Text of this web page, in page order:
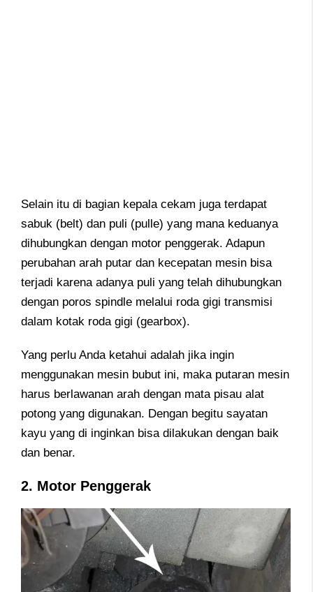
Selain itu di bagian kepala cekam juga terdapat
sabuk (belt) dan puli (pulle) yang mana keduanya
dihubungkan dengan motor penggerak. Adapun
perubahan arah putar dan kecepatan mesin bisa
terjadi karena adanya puli yang telah dihubungkan
dengan poros spindle melalui roda gigi transmisi
dalam kotak roda gigi (gearbox).
Yang perlu Anda ketahui adalah jika ingin
menggunakan mesin bubut ini, maka putaran mesin
harus berlawanan arah dengan mata pisau alat
potong yang digunakan. Dengan begitu sayatan
kayu yang di inginkan bisa dilakukan dengan baik
dan benar.
2. Motor Penggerak